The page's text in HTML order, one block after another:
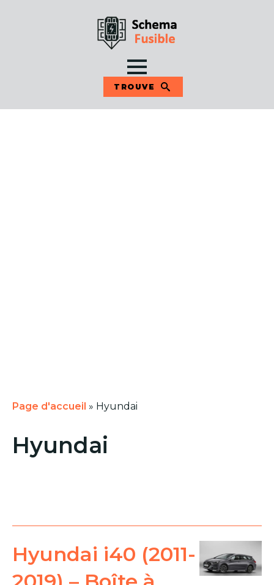
TROUVE
Page d'accueil » Hyundai
Hyundai
Hyundai i40 (2011-